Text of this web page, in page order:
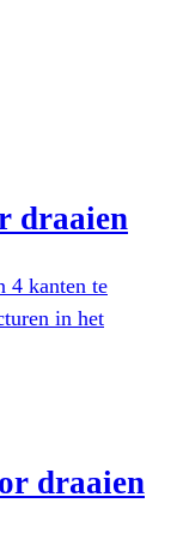
draaien
4 kanten te
in het
draaien